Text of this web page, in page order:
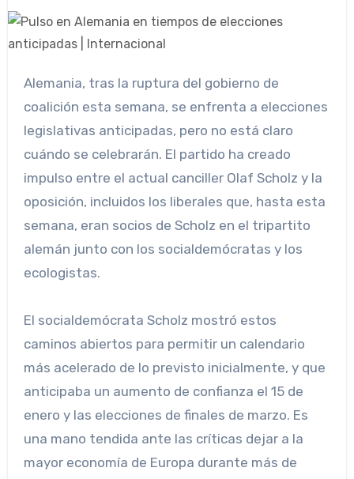
Alemania, tras la ruptura del gobierno de
coalición esta semana, se enfrenta a elecciones
legislativas anticipadas, pero no está claro
cuándo se celebrarán. El partido ha creado
impulso entre el actual canciller Olaf Scholz y la
oposición, incluidos los liberales que, hasta esta
semana, eran socios de Scholz en el tripartito
alemán junto con los socialdemócratas y los
ecologistas.
El socialdemócrata Scholz mostró estos
caminos abiertos para permitir un calendario
más acelerado de lo previsto inicialmente, y que
anticipaba un aumento de confianza el 15 de
enero y las elecciones de finales de marzo. Es
una mano tendida ante las críticas dejar a la
mayor economía de Europa durante más de